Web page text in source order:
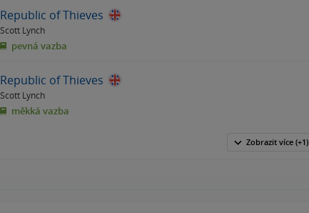
Republic of Thieves
Scott Lynch
pevná vazba
Republic of Thieves
Scott Lynch
měkká vazba
Zobrazit více (+1)